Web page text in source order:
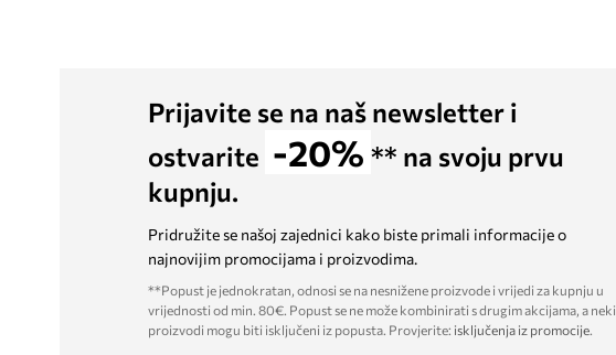
Prijavite se na naš newsletter i
ostvarite -20% ** na svoju prvu
kupnju.
Pridružite se našoj zajednici kako biste primali informacije o
najnovijim promocijama i proizvodima.
**Popust je jednokratan, odnosi se na nesnižene proizvode i vrijedi za kupnju u
vrijednosti od min. 80€. Popust se ne može kombinirati s drugim akcijama, a neki
proizvodi mogu biti isključeni iz popusta. Provjerite: isključenja iz promocije.